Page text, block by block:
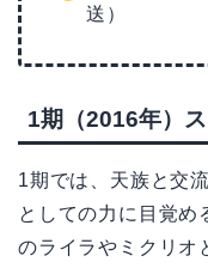
送）
1期（2016年）
1期では、天族と交
としての力に目覚め
のライラやミクリオ